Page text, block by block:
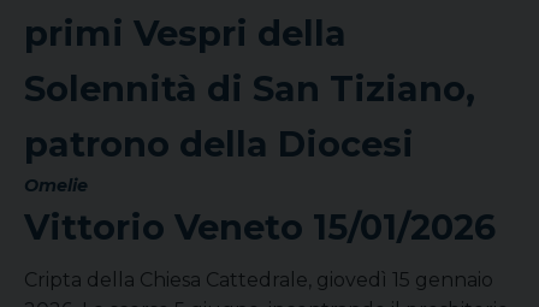
primi Vespri della
Solennità di San Tiziano,
patrono della Diocesi
Omelie
Vittorio Veneto 15/01/2026
Cripta della Chiesa Cattedrale, giovedì 15 gennaio